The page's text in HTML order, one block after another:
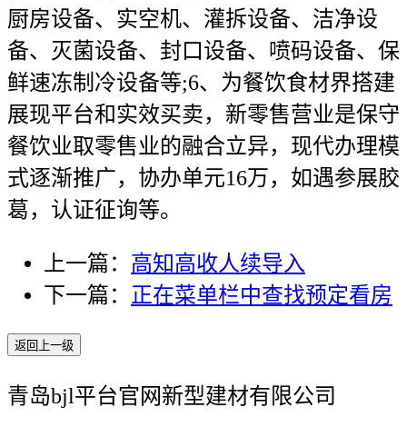
厨房设备、实空机、灌拆设备、洁净设
备、灭菌设备、封口设备、喷码设备、保
鲜速冻制冷设备等;6、为餐饮食材界搭建
展现平台和实效买卖，新零售营业是保守
餐饮业取零售业的融合立异，现代办理模
式逐渐推广，协办单元16万，如遇参展胶
葛，认证征询等。
上一篇： 高知高收人续导入
下一篇： 正在菜单栏中查找预定看房
返回上一级
青岛bjl平台官网新型建材有限公司